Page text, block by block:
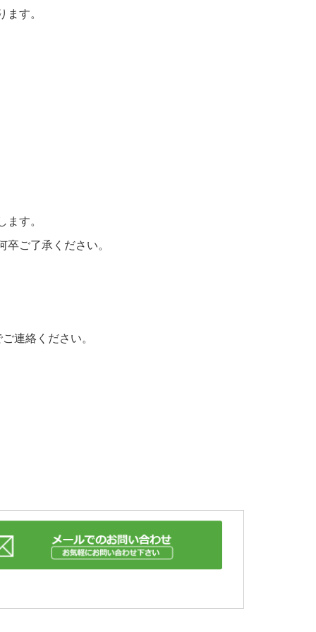
す。
す。
ご了承ください。
連絡ください。